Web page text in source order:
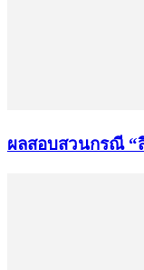
ผลสอบสวนกรณี “